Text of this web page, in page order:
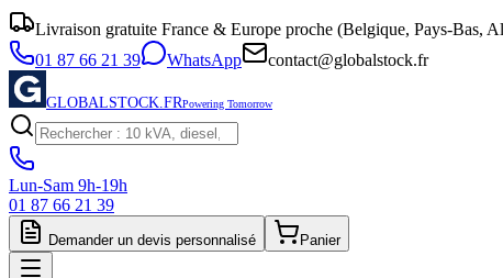
Livraison gratuite France & Europe proche (Belgique, Pays-Bas,
01 87 66 21 39
WhatsApp contact@globalstock.fr
GLOBALSTOCK.FRPowering Tomorrow
Lun-Sam 9h-19h
01 87 66 21 39
Demander un devis personnalisé Panier